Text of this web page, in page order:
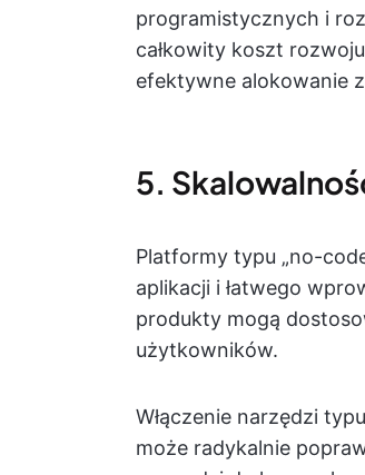
programistycznych i
całkowity koszt
efektywne alokowanie
5.
Platformy typu „no-
aplikacji i łatwego
produkty mogą
użytkowników.
Włączenie narzędzi
może radykalnie